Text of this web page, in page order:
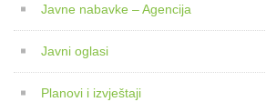
Javne nabavke – Agencija
Javni oglasi
Planovi i izvještaji